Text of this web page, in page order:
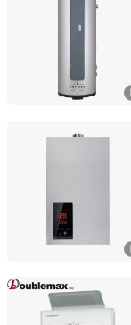
Guangdong,
Zhongshan Yibo
Zhongshan